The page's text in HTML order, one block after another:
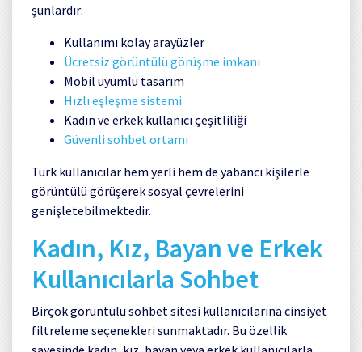
şunlardır:
Kullanımı kolay arayüzler
Ücretsiz görüntülü görüşme imkanı
Mobil uyumlu tasarım
Hızlı eşleşme sistemi
Kadın ve erkek kullanıcı çeşitliliği
Güvenli sohbet ortamı
Türk kullanıcılar hem yerli hem de yabancı kişilerle
görüntülü görüşerek sosyal çevrelerini
genişletebilmektedir.
Kadın, Kız, Bayan ve Erkek
Kullanıcılarla Sohbet
Birçok görüntülü sohbet sitesi kullanıcılarına cinsiyet
filtreleme seçenekleri sunmaktadır. Bu özellik